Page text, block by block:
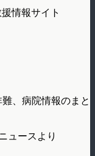
情報サイト
、病院情報のまと
ュースより